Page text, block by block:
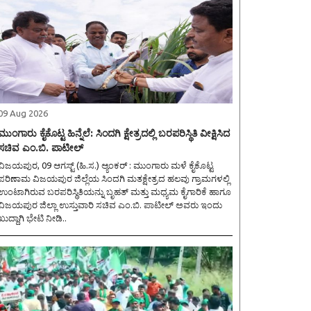
Aug 2026
ಕೈಕೊಟ್ಟ ಹಿನ್ನೆಲೆ: ಸಿಂದಗಿ ಕ್ಷೇತ್ರದಲ್ಲಿ ಬರಪರಿಸ್ಥಿತಿ ವೀಕ್ಷಿಸಿದ
ಎಂ.ಬಿ. ಪಾಟೀಲ್
09 ಆಗಸ್ಟ್ (ಹಿ.ಸ.) ಆ್ಯಂಕರ್ : ಮುಂಗಾರು ಮಳೆ ಕೈಕೊಟ್ಟ
ವಿಜಯಪುರ ಜಿಲ್ಲೆಯ ಸಿಂದಗಿ ಮತಕ್ಷೇತ್ರದ ಹಲವು ಗ್ರಾಮಗಳಲ್ಲಿ
ಬರಪರಿಸ್ಥಿತಿಯನ್ನು ಬೃಹತ್ ಮತ್ತು ಮಧ್ಯಮ ಕೈಗಾರಿಕೆ ಹಾಗೂ
ಜಿಲ್ಲಾ ಉಸ್ತುವಾರಿ ಸಚಿವ ಎಂ.ಬಿ. ಪಾಟೀಲ್ ಅವರು ಇಂದು
ಭೇಟಿ ನೀಡಿ..